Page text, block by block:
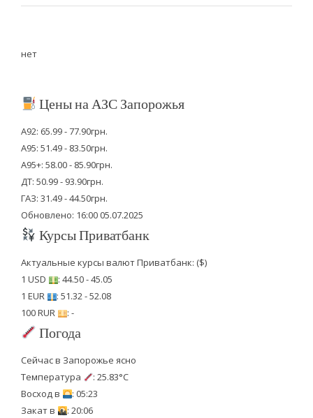
нет
Цены на АЗС Запорожья
А92: 65.99 - 77.90грн.
А95: 51.49 - 83.50грн.
А95+: 58.00 - 85.90грн.
ДТ: 50.99 - 93.90грн.
ГАЗ: 31.49 - 44.50грн.
Обновлено: 16:00 05.07.2025
Курсы Приватбанк
Актуальные курсы валют Приватбанк: ($)
1 USD
: 44.50 - 45.05
1 EUR
: 51.32 - 52.08
100 RUR
: -
Погода
Сейчас в Запорожье ясно
Температура
: 25.83°C
Восход в
: 05:23
Закат в
: 20:06